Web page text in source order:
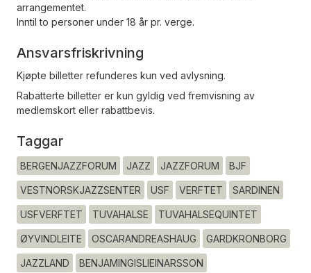
arrangementet.
Inntil to personer under 18 år pr. verge.
Ansvarsfriskrivning
Kjøpte billetter refunderes kun ved avlysning.
Rabatterte billetter er kun gyldig ved fremvisning av
medlemskort eller rabattbevis.
Taggar
BERGENJAZZFORUM JAZZ JAZZFORUM BJF
VESTNORSKJAZZSENTER USF VERFTET SARDINEN
USFVERFTET TUVAHALSE TUVAHALSEQUINTET
ØYVINDLEITE OSCARANDREASHAUG GARDKRONBORG
JAZZLAND BENJAMINGISLIEINARSSON